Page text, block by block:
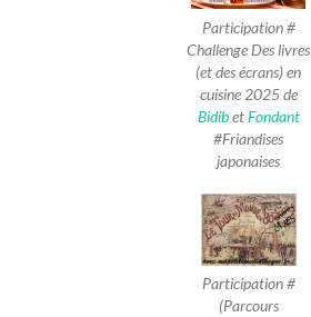
Participation #
Challenge Des livres
(et des écrans) en
cuisine 2025 de
BidibetFondant
#Friandises
japonaises
Participation #
(Parcours